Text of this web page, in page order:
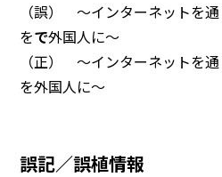
（誤） ～インターネットを
をで外国人に～
（正） ～インターネットを
を外国人に～
誤記／誤植情報